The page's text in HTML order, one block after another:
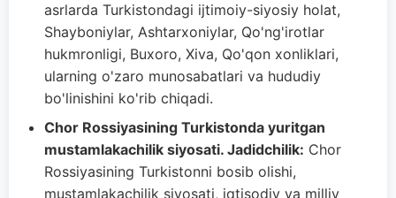
asrlarda Turkistondagi ijtimoiy-siyosiy holat,
Shayboniylar, Ashtarxoniylar, Qo'ng'irotlar
hukmronligi, Buxoro, Xiva, Qo'qon xonliklari,
ularning o'zaro munosabatlari va hududiy
bo'linishini ko'rib chiqadi.
Chor Rossiyasining Turkistonda yuritgan
mustamlakachilik siyosati. Jadidchilik: Chor
Rossiyasining Turkistonni bosib olishi,
mustamlakachilik siyosati, iqtisodiy va milliy